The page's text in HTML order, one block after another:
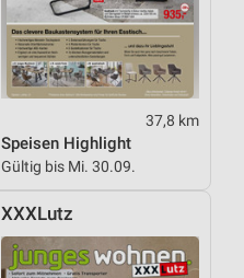
37,8 km
Speisen Highlight
Gültig bis Mi. 30.09.
XXXLutz